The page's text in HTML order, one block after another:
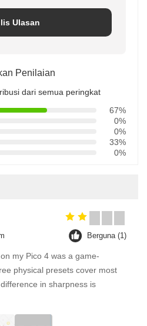
Ulasan
Penilaian
dari semua peringkat
67%
0%
0%
33%
0%
Berguna (1)
my Pico 4 was a game-
physical presets cover most
in sharpness is